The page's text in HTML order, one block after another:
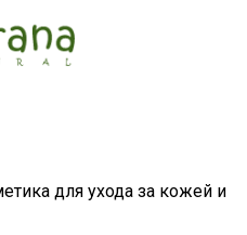
для ухода за кожей и